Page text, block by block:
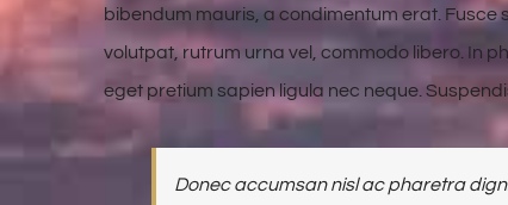
bibendum mauris, a condimentum erat.
volutpat, rutrum urna vel, commodo libero. In
eget pretium sapien ligula nec neque.
Donec accumsan nisl ac pharetra